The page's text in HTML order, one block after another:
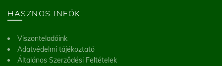
HASZNOS INFÓK
Viszonteladóink
Adatvédelmi tájékoztató
Általános Szerződési Feltételek